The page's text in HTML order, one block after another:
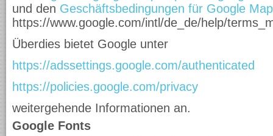
und den Geschäftsbedingungen für Google
https://www.google.com/intl/de_de/help/
Überdies bietet Google unter
https://adssettings.google.com/authenticated
https://policies.google.com/privacy
weitergehende Informationen an.
Google Fonts